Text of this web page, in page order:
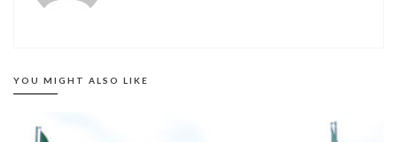
YOU MIGHT ALSO LIKE